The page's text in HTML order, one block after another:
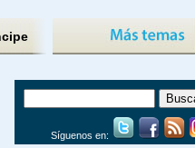
Síguenos en: